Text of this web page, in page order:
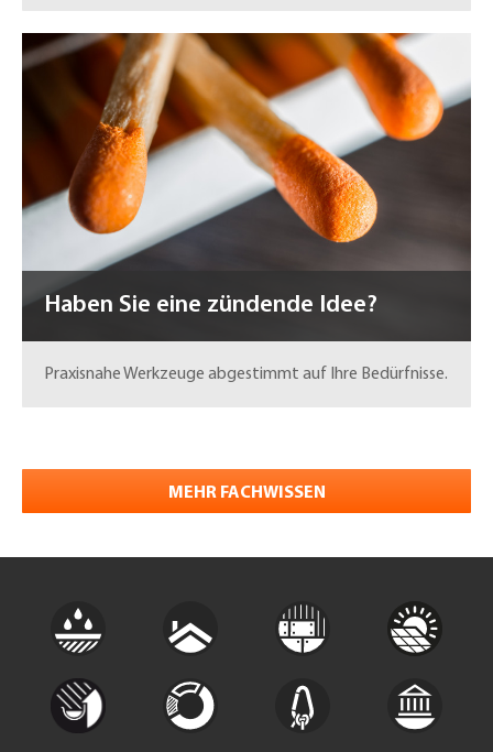
Haben Sie eine zündende Idee?
Praxisnahe Werkzeuge abgestimmt auf Ihre Bedürfnisse.
MEHR FACHWISSEN